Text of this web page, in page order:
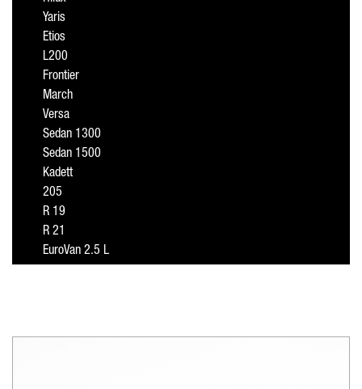
Yaris
Etios
L200
Frontier
March
Versa
Sedan 1300
Sedan 1500
Kadett
205
R 19
R 21
EuroVan 2.5 L